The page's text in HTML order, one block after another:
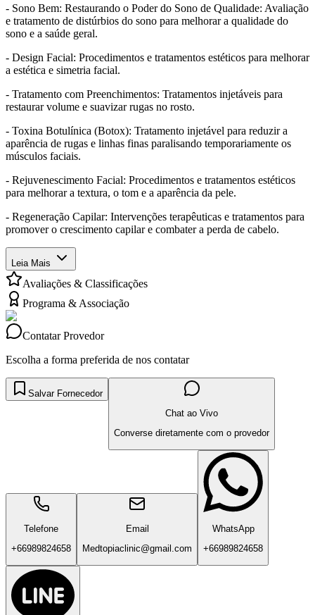
- Sono Bem: Restaurando o Poder do Sono de Qualidade: Avaliação
e tratamento de distúrbios do sono para melhorar a qualidade do
sono e a saúde geral.
- Design Facial: Procedimentos e tratamentos estéticos para melhorar
a estética e simetria facial.
- Tratamento com Preenchimentos: Tratamentos injetáveis para
restaurar volume e suavizar rugas no rosto.
- Toxina Botulínica (Botox): Tratamento injetável para reduzir a
aparência de rugas e linhas finas paralisando temporariamente os
músculos faciais.
- Rejuvenescimento Facial: Procedimentos e tratamentos estéticos
para melhorar a textura, o tom e a aparência da pele.
- Regeneração Capilar: Intervenções terapêuticas e tratamentos para
promover o crescimento capilar e combater a perda de cabelo.
Leia Mais
Avaliações & Classificações
Programa & Associação
Contatar Provedor
Escolha a forma preferida de nos contatar
Salvar Fornecedor
Chat ao Vivo
Converse diretamente com o provedor
Telefone
+66989824658
Email
Medtopiaclinic@gmail.com
WhatsApp
+66989824658